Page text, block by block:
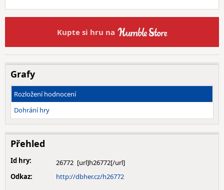
Kupte si hru na
Grafy
Rozložení hodnocení
Dohrání hry
Přehled
Id hry:
26772
Odkaz:
http://dbher.cz/h26772